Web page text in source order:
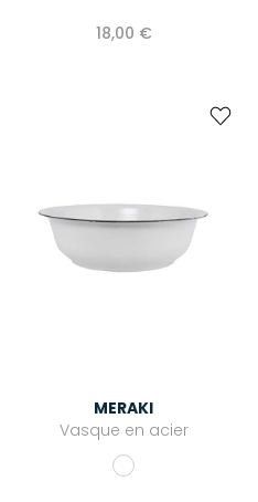
18,00 €
MERAKI
Vasque en acier